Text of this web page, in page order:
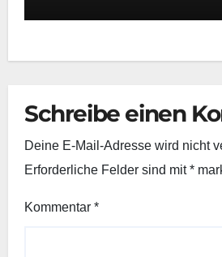
Schreibe einen
Deine E-Mail-Adresse wird nicht
Erforderliche Felder sind mit*
Kommentar *